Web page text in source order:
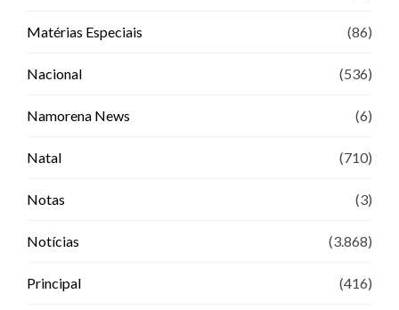
Matérias Especiais (86)
Nacional (536)
Namorena News (6)
Natal (710)
Notas (3)
Notícias (3.868)
Principal (416)